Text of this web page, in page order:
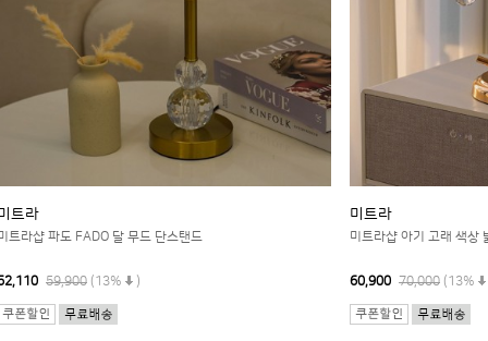
트라
트라샵 파도 FADO 달 무드 단스탠드
59,900 (13% )
미트라
미트라샵 아기 고래 색상
60,900 70,000 (13%